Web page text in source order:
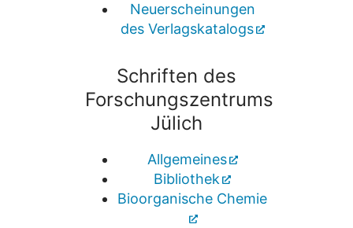
Neuerscheinungen
des Verlagskatalogs
Schriften des
Forschungszentrums
Jülich
Allgemeines
Bibliothek
Bioorganische Chemie